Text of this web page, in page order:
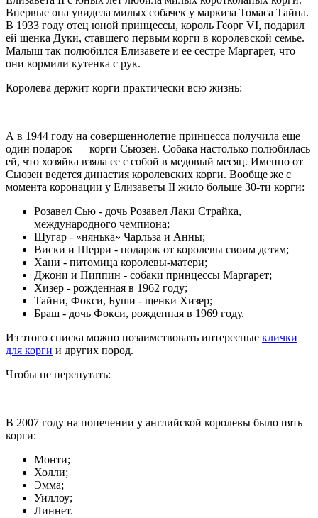
Впервые она увидела милых собачек у маркиза Томаса Тайна.
В 1933 году отец юной принцессы, король Георг VI, подарил
ей щенка Дуки, ставшего первым корги в королевской семье.
Малыш так полюбился Елизавете и ее сестре Маргарет, что
они кормили кутенка с рук.
Королева держит корги практически всю жизнь:
А в 1944 году на совершеннолетие принцесса получила еще
один подарок — корги Сьюзен. Собака настолько полюбилась
ей, что хозяйка взяла ее с собой в медовый месяц. Именно от
Сьюзен ведется династия королевских корги. Вообще же с
момента коронации у Елизаветы II жило больше 30-ти корги:
Розавел Сью - дочь Розавел Лаки Страйка,
международного чемпиона;
Шугар - «нянька» Чарльза и Анны;
Виски и Шерри - подарок от королевы своим детям;
Хани - питомица королевы-матери;
Джони и Пиппин - собаки принцессы Маргарет;
Хизер - рожденная в 1962 году;
Тайни, Фокси, Буши - щенки Хизер;
Браш - дочь Фокси, рожденная в 1969 году.
Из этого списка можно позаимствовать интересные клички
для корги и других пород.
Чтобы не перепутать:
В 2007 году на попечении у английской королевы было пять
корги:
Монти;
Холли;
Эмма;
Уиллоу;
Линнет.